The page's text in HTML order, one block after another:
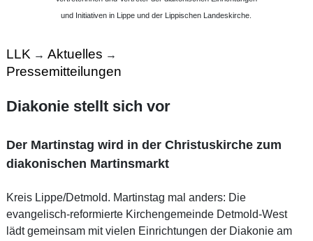
und Initiativen in Lippe und der Lippischen Landeskirche.
LLK → Aktuelles →
Pressemitteilungen
Diakonie stellt sich vor
Der Martinstag wird in der Christuskirche zum
diakonischen Martinsmarkt
Kreis Lippe/Detmold. Martinstag mal anders: Die
evangelisch-reformierte Kirchengemeinde Detmold-West
lädt gemeinsam mit vielen Einrichtungen der Diakonie am